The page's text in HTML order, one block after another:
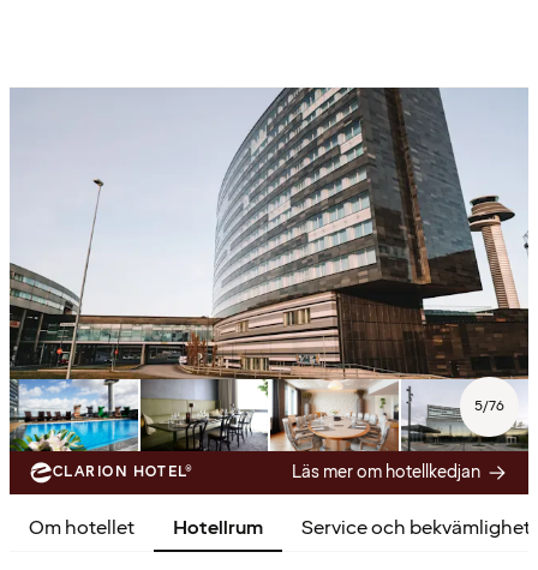
5/76
CLARION HOTEL® Läs mer om hotellkedjan
Om hotellet Hotellrum Service och